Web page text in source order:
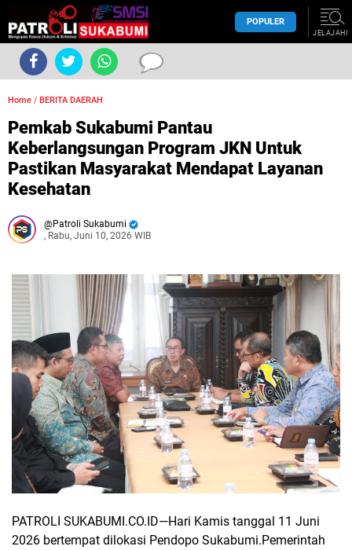
POPULER
JELAJAHI
Home / BERITA DAERAH
Pemkab Sukabumi Pantau
Keberlangsungan Program JKN Untuk
Pastikan Masyarakat Mendapat Layanan
Kesehatan
Patroli Sukabumi
, Rabu, Juni 10, 2026 WIB
PATROLI SUKABUMI.CO.ID—Hari Kamis tanggal 11 Juni
2026 bertempat dilokasi Pendopo Sukabumi.Pemerintah